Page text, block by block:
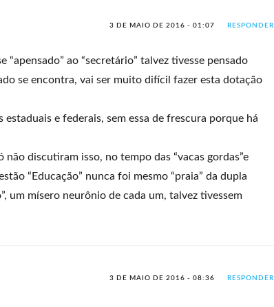
3 DE MAIO DE 2016 - 01:07 RESPONDER
“apensado” ao “secretário” talvez tivesse pensado
se encontra, vai ser muito difícil fazer esta dotação
e federais, sem essa de frescura porque há
discutiram isso, no tempo das “vacas gordas”e
“Educação” nunca foi mesmo “praia” da dupla
um mísero neurônio de cada um, talvez tivessem
3 DE MAIO DE 2016 - 08:36 RESPONDER